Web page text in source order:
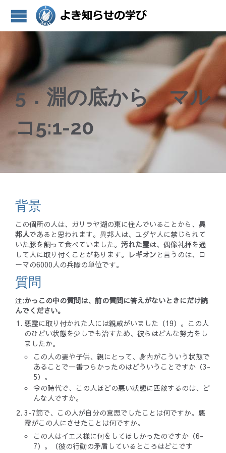
5．淵の底から マル
コ5:1-20
背景
この個所の人は、ガリラヤ湖の東に住んでいることから、 異
邦人であると思われます。異邦人は、ユダヤ人に禁じられて
いた豚を飼って食べていました。 汚れた霊は、偶像礼拝を通
して人に取り付くことがあります。 レギオン と言うのは、ロ
ーマの6000人の兵隊の単位です。
質問
注:かっこの中の質問は、前の質問に答えがないときにだけ読
んでください。
悪霊に取り付かれた人には親戚がいました（19）。この人
のひどい状態を少しでも治すため、彼らはどんな努力をし
ましたか。
この人の妻や子供、親にとって、身内がこういう状態で
あることで一番つらかったのはどういうことですか（3-
5）。
今の時代で、この人ほどの悪い状態に匹敵するのは、ど
んな人ですか。
3-7節で、この人が自分の意思でしたことは何ですか。悪
霊がこの人にさせたことは何ですか。
この人はイエス様に何をしてほしかったのですか（6-
7）。（彼の行動の矛盾しているところはどこです